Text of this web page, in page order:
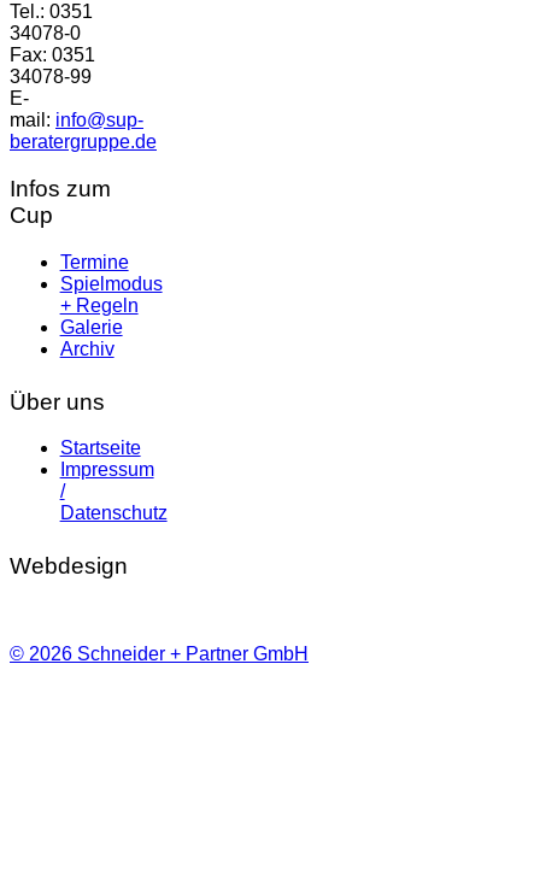
Tel.: 0351
34078-0
Fax: 0351
34078-99
E-
mail: info@sup-
beratergruppe.de
Infos zum
Cup
Termine
Spielmodus
+ Regeln
Galerie
Archiv
Über uns
Startseite
Impressum
/
Datenschutz
Webdesign
© 2026 Schneider + Partner GmbH